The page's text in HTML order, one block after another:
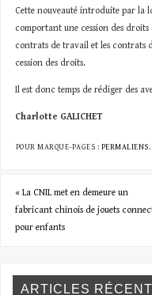
Cette nouveauté introduite par la
comportant une cession des
contrats de travail et les contrats
cession des droits.
Il est donc temps de rédiger des
Charlotte GALICHET
POUR MARQUE-PAGES : PERMALIENS.
«La CNIL met en demeure un
fabricant chinois de jouets
pour enfants
ARTICLES